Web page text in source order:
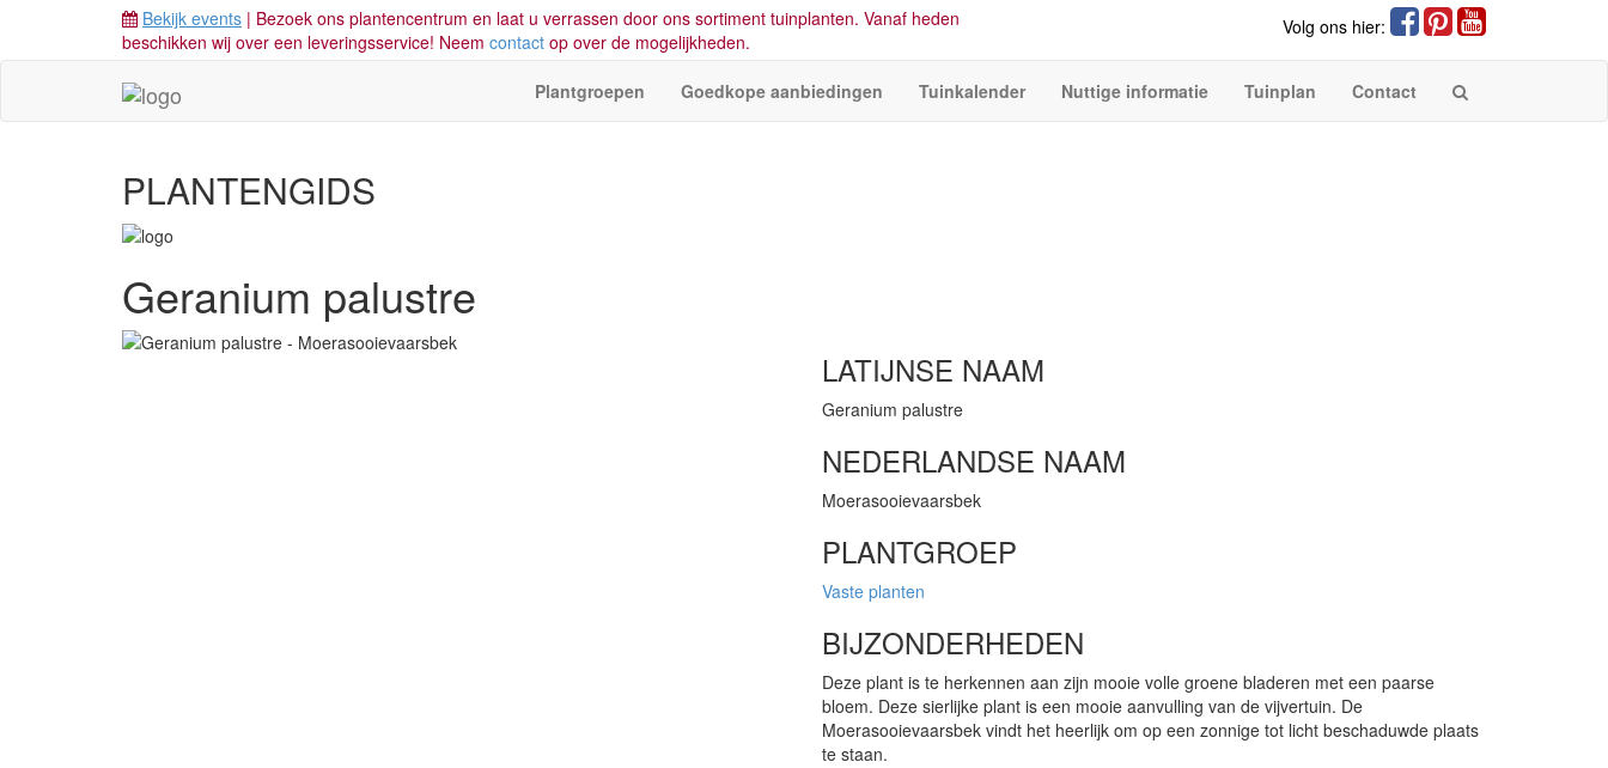
Bekijk events | Bezoek ons plantencentrum en laat u verrassen door ons sortiment tuinplanten. Vanaf heden
beschikken wij over een leveringsservice! Neem contact op over de mogelijkheden.
Volg ons hier:
Plantgroepen Goedkope aanbiedingen Tuinkalender Nuttige informatie Tuinplan Contact
PLANTENGIDS
Geranium palustre
LATIJNSE NAAM
Geranium palustre
NEDERLANDSE NAAM
Moerasooievaarsbek
PLANTGROEP
Vaste planten
BIJZONDERHEDEN
Deze plant is te herkennen aan zijn mooie volle groene bladeren met een paarse
bloem. Deze sierlijke plant is een mooie aanvulling van de vijvertuin. De
Moerasooievaarsbek vindt het heerlijk om op een zonnige tot licht beschaduwde plaats
te staan.